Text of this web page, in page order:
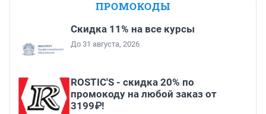
ПРОМОКОДЫ
Скидка 11% на все курсы
До 31 августа, 2026
ROSTIC'S - скидка 20% по
промокоду на любой заказ от
3199₽!